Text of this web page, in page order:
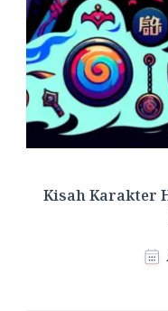
Kisah Karakter